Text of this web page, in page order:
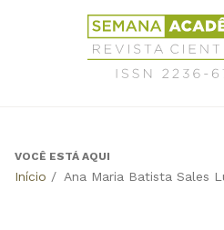
Revista
Científica
Semana
6717
Back
VOCÊ ESTÁ AQUI
Início / Ana Maria Batista Sales